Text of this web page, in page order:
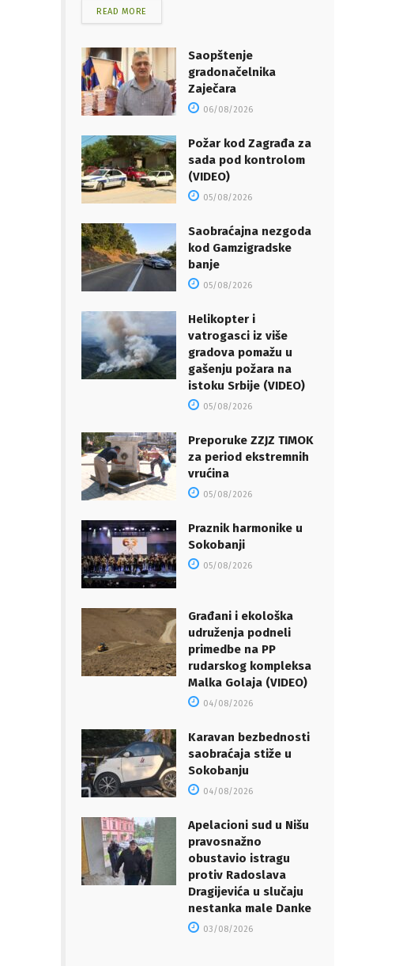
READ MORE
Saopštenje
gradonačelnika
Zaječara
06/08/2026
Požar kod Zagrađa za
sada pod kontrolom
(VIDEO)
05/08/2026
Saobraćajna nezgoda
kod Gamzigradske
banje
05/08/2026
Helikopter i
vatrogasci iz više
gradova pomažu u
gašenju požara na
istoku Srbije (VIDEO)
05/08/2026
Preporuke ZZJZ TIMOK
za period ekstremnih
vrućina
05/08/2026
Praznik harmonike u
Sokobanji
05/08/2026
Građani i ekološka
udruženja podneli
primedbe na PP
rudarskog kompleksa
Malka Golaja (VIDEO)
04/08/2026
Karavan bezbednosti
saobraćaja stiže u
Sokobanju
04/08/2026
Apelacioni sud u Nišu
pravosnažno
obustavio istragu
protiv Radoslava
Dragijevića u slučaju
nestanka male Danke
03/08/2026